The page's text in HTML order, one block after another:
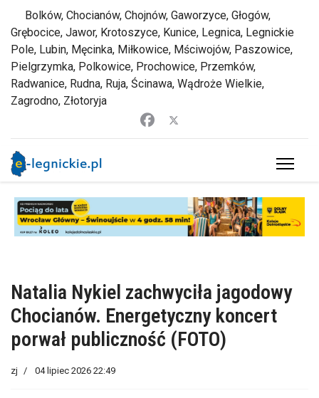
Bolków, Chocianów, Chojnów, Gaworzyce, Głogów,
Grębocice, Jawor, Krotoszyce, Kunice, Legnica, Legnickie
Pole, Lubin, Męcinka, Miłkowice, Mściwojów, Paszowice,
Pielgrzymka, Polkowice, Prochowice, Przemków,
Radwanice, Rudna, Ruja, Ścinawa, Wądroże Wielkie,
Zagrodno, Złotoryja
Natalia Nykiel zachwyciła jagodowy
Chocianów. Energetyczny koncert
porwał publiczność (FOTO)
zj 04 lipiec 2026 22:49